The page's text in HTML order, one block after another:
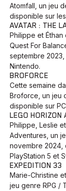
Atomfall, un jeu
disponible sur
AVATAR : THE
Philippe et
Quest For
septembre
Nintendo.
BROFORCE
Cette semaine
Broforce, un jeu
disponible sur
LEGO HORIZON
Philippe, Leslie
Adventures, un
novembre 2024,
PlayStation 5 et
EXPEDITION 33
Marie-Christine
jeu genre RPG /